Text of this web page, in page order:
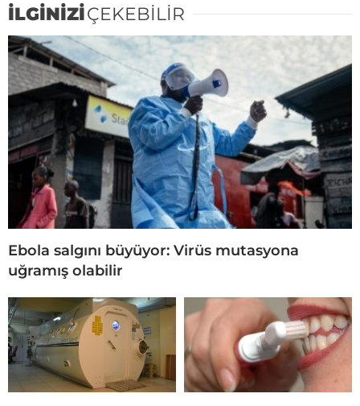
İLGİNİZİÇEKEBİLİR
Ebola salgını büyüyor: Virüs mutasyona
uğramış olabilir